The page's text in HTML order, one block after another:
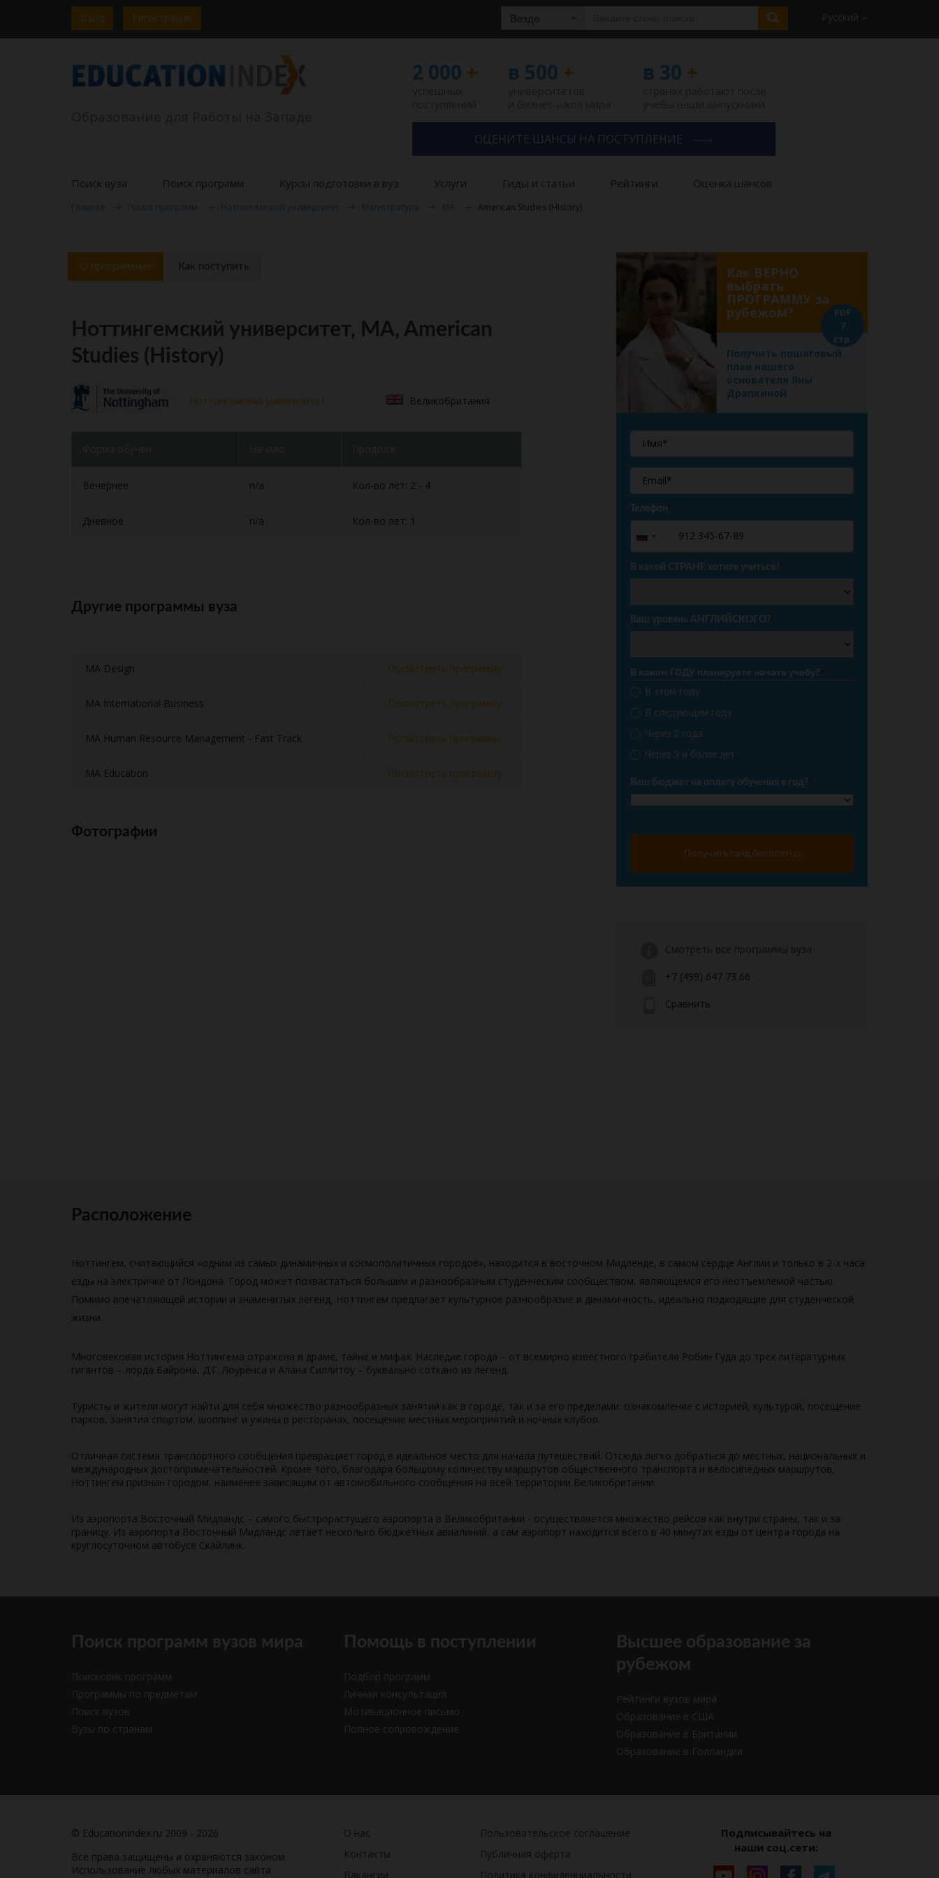
Вход Регистрация Везде Русский
2 000 + в 500 + в 30 +
ОЦЕНИТЕ ШАНСЫ НА ПОСТУПЛЕНИЕ
Поиск вуза Поиск программ Курсы подготовки в вуз Услуги Гиды и статьи Рейтинги Оценка шансов
Главная Поиск программ Ноттингемский университет Магистратура MA American Studies (History)
О программме Как поступить
Ноттингемский университет, MA, American
Studies (History)
Ноттингемский университет Великобритания
Вечернее n/a Кол-во лет: 2 - 4
Дневное n/a Кол-во лет: 1
Другие программы вуза
MA Design Посмотреть программу
MA International Business Посмотреть программу
MA Human Resource Management - Fast Track Посмотреть программу
MA Education Посмотреть программу
Фотографии
Как ВЕРНО
выбрать
ПРОГРАММУ за
рубежом?
Получить пошаговый
план нашего
основателя Яны
Драпкиной
PDF
7
стр.
Телефон*
Russia
+7
В какой СТРАНЕ хотите учиться?*
Ваш уровень АНГЛИЙСКОГО?*
В каком ГОДУ планируете начать учебу?*
В этом году
В следующем году
Через 2 года
Через 3 и более лет
Ваш бюджет на оплату обучения в год?*
Получить гайд бесплатно
Смотреть все программы вуза
+7 (499) 647 73 66
Сравнить
Расположение
Ноттингем, считающийся «одним из самых динамичных и космополитичных городов», находится в восточном Мидленде, в самом сердце Англии и только в 2-х часа
езды на электричке от Лондона. Город может похвастаться большим и разнообразным студенческим сообществом, являющемся его неотъемлемой частью.
Помимо впечатляющей истории и знаменитых легенд, Ноттингем предлагает культурное разнообразие и динамичность, идеально подходящие для студенческой
жизни.
Многовековая история Ноттингема отражена в драме, тайне и мифах. Наследие города – от всемирно известного грабителя Робин Гуда до трех литературных
гигантов – лорда Байрона, Д.Г. Лоуренса и Алана Силлитоу – буквально соткано из легенд.
Туристы и жители могут найти для себя множество разнообразных занятий как в городе, так и за его пределами: ознакомление с историей, культурой, посещение
парков, занятия спортом, шоппинг и ужины в ресторанах, посещение местных мероприятий и ночных клубов.
Отличная система транспортного сообщения превращает город в идеальное место для начала путешествий. Отсюда легко добраться до местных, национальных и
международных достопримечательностей. Кроме того, благодаря большому количеству маршрутов общественного транспорта и велосипедных маршрутов,
Ноттингем признан городом, наименее зависящим от автомобильного сообщения на всей территории Великобритании.
Из аэропорта Восточный Мидландс – самого быстрорастущего аэропорта в Великобритании - осуществляется множество рейсов как внутри страны, так и за
границу. Из аэропорта Восточный Мидландс летает несколько бюджетных авиалиний, а сам аэропорт находится всего в 40 минутах езды от центра города на
круглосуточном автобусе Скайлинк.
Поиск программ вузов мира
Поисковик программ
Программы по предметам
Поиск вузов
Вузы по странам
Помощь в поступлении
Подбор программ
Личная консультация
Мотивационное письмо
Полное сопровождение
Высшее образование за
рубежом
Рейтинги вузов мира
Образование в США
Образование в Британии
Образование в Голландии
© Educationindex.ru 2009 - 2026
Все права защищены и охраняются законом.
Использование любых материалов сайта
О нас
Контакты
Вакансии
Пользовательское соглашение
Публичная оферта
Политика конфиденциальности
Подписывайтесь на
наши соц.сети: